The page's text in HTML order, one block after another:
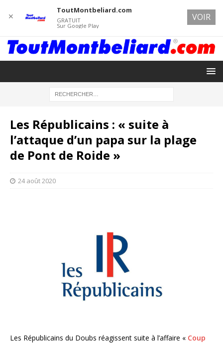
Les Républicains : « suite à
l’attaque d’un papa sur la plage
de Pont de Roide »
24 août 2020
Les Républicains du Doubs réagissent suite à l’affaire « Coup
✕
ToutMontbeliard.com
GRATUIT
Sur Google Play
VOIR